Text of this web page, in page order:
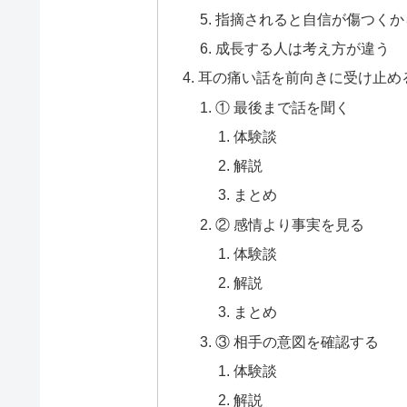
指摘されると自信が傷つくか
成長する人は考え方が違う
耳の痛い話を前向きに受け止め
① 最後まで話を聞く
体験談
解説
まとめ
② 感情より事実を見る
体験談
解説
まとめ
③ 相手の意図を確認する
体験談
解説